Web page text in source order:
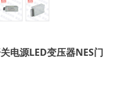
i
电源LED变压器NES门